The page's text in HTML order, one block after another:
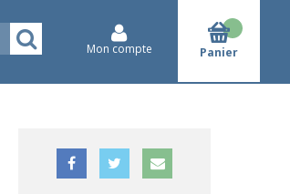
Mon compte Panier